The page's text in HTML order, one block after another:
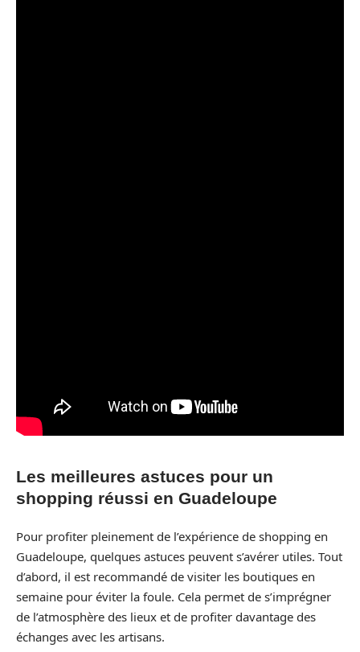
Les meilleures astuces pour un
shopping réussi en Guadeloupe
Pour profiter pleinement de l’expérience de shopping en
Guadeloupe, quelques astuces peuvent s’avérer utiles. Tout
d’abord, il est recommandé de visiter les boutiques en
semaine pour éviter la foule. Cela permet de s’imprégner
de l’atmosphère des lieux et de profiter davantage des
échanges avec les artisans.